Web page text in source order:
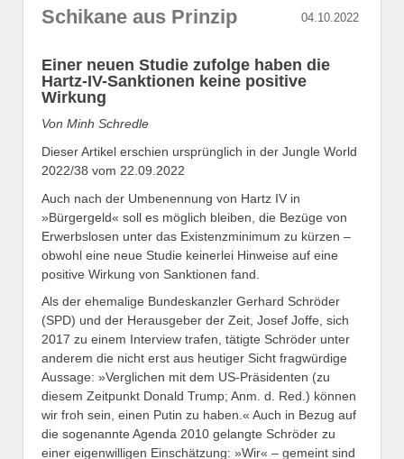
04.10.2022
Schikane aus Prinzip
Einer neuen Studie zufolge haben die
Hartz-IV-Sanktionen keine positive
Wirkung
Von Minh Schredle
Dieser Artikel erschien ursprünglich in der Jungle World
2022/38 vom 22.09.2022
Auch nach der Umbenennung von Hartz IV in
»Bürgergeld« soll es möglich bleiben, die Bezüge von
Erwerbslosen unter das Existenzminimum zu kürzen –
obwohl eine neue Studie keinerlei Hinweise auf eine
positive Wirkung von Sanktionen fand.
Als der ehemalige Bundeskanzler Gerhard Schröder
(SPD) und der Herausgeber der Zeit, Josef Joffe, sich
2017 zu einem Interview trafen, tätigte Schröder unter
anderem die nicht erst aus heutiger Sicht fragwürdige
Aussage: »Verglichen mit dem US-Präsidenten (zu
diesem Zeitpunkt Donald Trump; Anm. d. Red.) können
wir froh sein, einen Putin zu haben.« Auch in Bezug auf
die sogenannte Agenda 2010 gelangte Schröder zu
einer eigenwilligen Einschätzung: »Wir« – gemeint sind